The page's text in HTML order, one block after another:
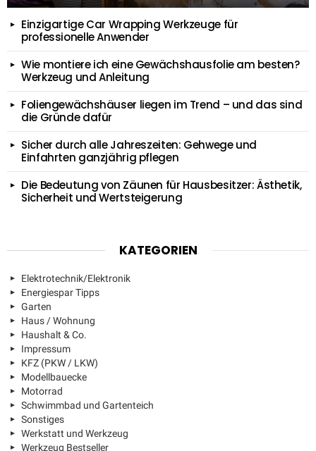
Einzigartige Car Wrapping Werkzeuge für
professionelle Anwender
Wie montiere ich eine Gewächshausfolie am besten?
Werkzeug und Anleitung
Foliengewächshäuser liegen im Trend – und das sind
die Gründe dafür
Sicher durch alle Jahreszeiten: Gehwege und
Einfahrten ganzjährig pflegen
Die Bedeutung von Zäunen für Hausbesitzer: Ästhetik,
Sicherheit und Wertsteigerung
KATEGORIEN
Elektrotechnik/Elektronik
Energiespar Tipps
Garten
Haus / Wohnung
Haushalt & Co.
Impressum
KFZ (PKW / LKW)
Modellbauecke
Motorrad
Schwimmbad und Gartenteich
Sonstiges
Werkstatt und Werkzeug
Werkzeug Bestseller